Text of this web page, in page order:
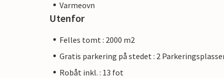
Varmeovn
Utenfor
Felles tomt : 2000 m2
Gratis parkering på stedet : 2
Robåt inkl. : 13 fot